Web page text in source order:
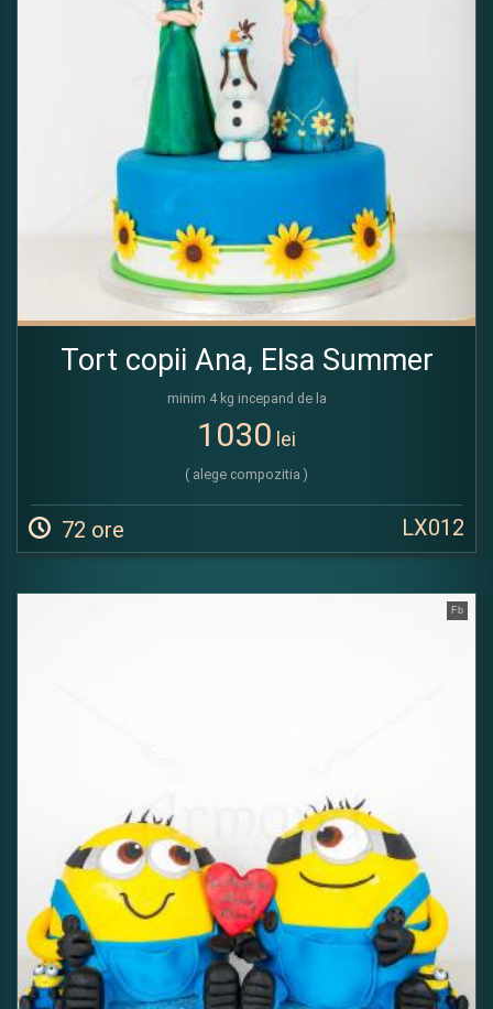
Tort copii Ana, Elsa Summer
minim 4 kg incepand de la
1030 lei
( alege compozitia )
72 ore LX012
Fb